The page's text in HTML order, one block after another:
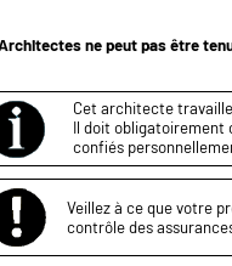
ne peut pas être
Cet architecte
Il doit obligatoirement
confiés
Veillez à ce que votre
contrôle des